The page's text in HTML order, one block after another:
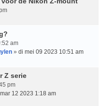
am
» di mei 09 2023 10:51 am
Z serie
pm
12 2023 1:18 am